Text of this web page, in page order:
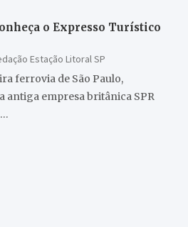
o Expresso Turístico
Estação Litoral SP
ferrovia de São Paulo,
antiga empresa britânica SPR